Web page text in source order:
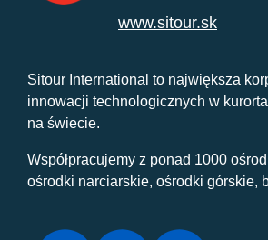
www.sitour.sk
Sitour International to największa
innowacji technologicznych w
na świecie.
Współpracujemy z ponad 1000
ośrodki narciarskie, ośrodki górskie,